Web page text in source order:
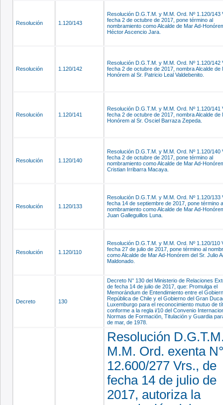
Resolución 1.120/143
Resolución D.G.T.M. y M.M. Ord. Nº 1.120/143
fecha 2 de octubre de 2017, pone término al
nombramiento como Alcalde de Mar Ad-
Héctor Ascencio Jara.
Resolución 1.120/142
Resolución D.G.T.M. y M.M. Ord. Nº 1.120/142
fecha 2 de octubre de 2017, nombra Alcalde de
Honórem al Sr. Patricio Leal Valdebenito.
Resolución 1.120/141
Resolución D.G.T.M. y M.M. Ord. Nº 1.120/141
fecha 2 de octubre de 2017, nombra Alcalde de
Honórem al Sr. Osciel Barraza Zepeda.
Resolución 1.120/140
Resolución D.G.T.M. y M.M. Ord. Nº 1.120/140
fecha 2 de octubre de 2017, pone término al
nombramiento como Alcalde de Mar Ad-
Cristian Irribarra Macaya.
Resolución 1.120/133
Resolución D.G.T.M. y M.M. Ord. Nº 1.120/133
fecha 14 de septiembre de 2017, pone término
nombramiento como Alcalde de Mar Ad-
Juan Galleguillos Luna.
Resolución 1.120/110
Resolución D.G.T.M. y M.M. Ord. Nº 1.120/110
fecha 27 de julio de 2017, pone término al
como Alcalde de Mar Ad-Honórem del Sr. Julio
Maldonado.
Decreto 130
Decreto N° 130 del Ministerio de Relaciones
de fecha 14 de julio de 2017, que: Promulga el
Memorándum de Entendimiento entre el
República de Chile y el Gobierno del Gran
Luxemburgo para el reconocimiento mutuo de
conforme a la regla i/10 del Convenio
Normas de Formación, Titulación y Guardia
de mar, de 1978.
Resolución
M.M. Ord. exenta N°
12.600/277 Vrs., de
fecha 14 de julio de
2017, autoriza la